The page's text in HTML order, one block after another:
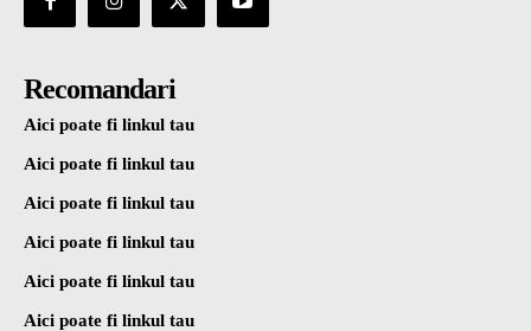
Recomandari
Aici poate fi linkul tau
Aici poate fi linkul tau
Aici poate fi linkul tau
Aici poate fi linkul tau
Aici poate fi linkul tau
Aici poate fi linkul tau